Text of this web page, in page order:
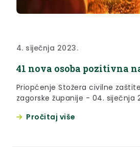
4. siječnja 2023.
41 nova osoba pozitivna
Priopćenje Stožera civilne
zagorske županije - 04. siječnja
Pročitaj više